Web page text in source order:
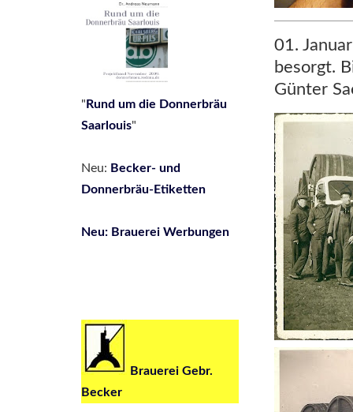
" Rund um die Donnerbräu
Saarlouis"
Neu: Becker- und
Donnerbräu-Etiketten
Neu: Brauerei Werbungen
Brauerei Gebr.
Becker
01.
besorgt.
Günter